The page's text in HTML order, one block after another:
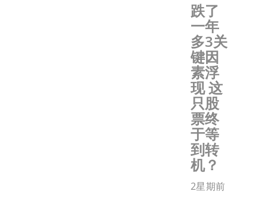
跌了
一年
多3关
键因
素浮
现 这
只股
票终
于等
到转
机？
2星期前